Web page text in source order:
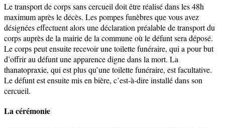
Le transport de corps sans cercueil doit être réalisé dans les 48h
maximum après le décès. Les pompes funèbres que vous avez
désignées effectuent alors une déclaration préalable de transport du
corps auprès de la mairie de la commune où le défunt sera déposé.
Le corps peut ensuite recevoir une toilette funéraire, qui a pour but
d’offrir au défunt une apparence digne dans la mort. La
thanatopraxie, qui est plus qu’une toilette funéraire, est facultative.
Le défunt est ensuite mis en bière, c’est-à-dire installé dans son
cercueil.
La cérémonie